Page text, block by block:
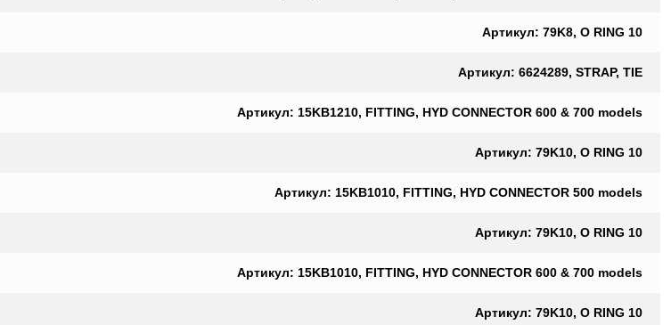
Артикул: 79K8, O RING 10
Артикул: 6624289, STRAP, TIE
Артикул: 15KB1210, FITTING, HYD CONNECTOR 600 & 700 models
Артикул: 79K10, O RING 10
Артикул: 15KB1010, FITTING, HYD CONNECTOR 500 models
Артикул: 79K10, O RING 10
Артикул: 15KB1010, FITTING, HYD CONNECTOR 600 & 700 models
Артикул: 79K10, O RING 10